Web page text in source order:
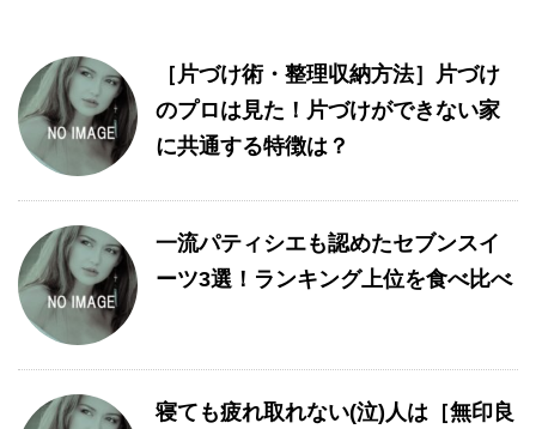
［片づけ術・整理収納方法］片づけ
のプロは見た！片づけができない家
に共通する特徴は？
一流パティシエも認めたセブンスイ
ーツ3選！ランキング上位を食べ比べ
寝ても疲れ取れない(泣)人は［無印良